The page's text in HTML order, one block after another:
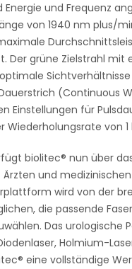
und Frequenz
von 1940 nm plus/
Der grüne Zielstrahl mit
(Continuous
Einstellungen für
von 1
biolitec® nun über
und
wird von der
die passende
Das urologische
Holmium-
eine vollständige